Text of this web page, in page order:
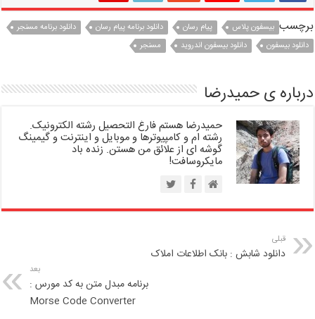
برچسب بیسفون پلاس پیام رسان دانلود برنامه پیام رسان
دانلود برنامه مسنجر
دانلود بیسفون
دانلود بیسفون اندروید مسنجر
درباره ی حمیدرضا
حمیدرضا هستم فارغ التحصیل رشته الکترونیک.
رشته ام و کامپیوترها و موبایل و اینترنت و گیمینگ
گوشه ای از علائق من هستن. زنده باد
مایکروسافت!
قبلی
دانلود شابش : بانک اطلاعات املاک
بعد
برنامه مبدل متن به کد مورس :
Morse Code Converter